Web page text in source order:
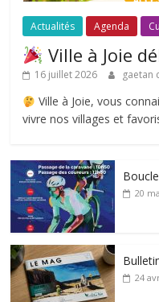
Actualités Agenda
Ville à Joie
16 juillet 2026 gaetan
Ville à Joie, vous
vivre nos villages et
20
24